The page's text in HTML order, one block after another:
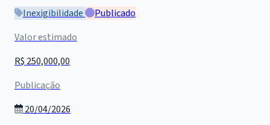
Inexigibilidade
Publicado
Valor estimado
R$ 250,000,00
Publicação
20/04/2026